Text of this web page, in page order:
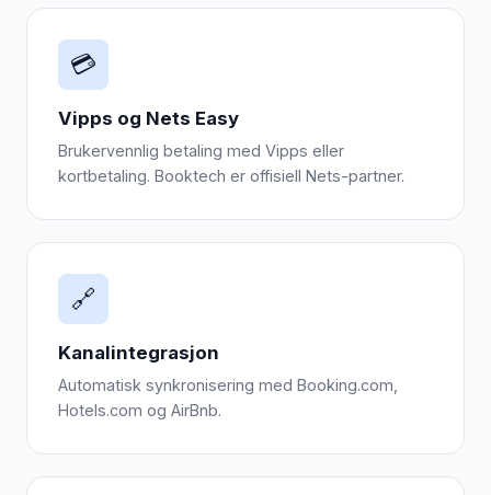
💳
Vipps og Nets Easy
Brukervennlig betaling med Vipps eller
kortbetaling. Booktech er offisiell Nets-partner.
🔗
Kanalintegrasjon
Automatisk synkronisering med Booking.com,
Hotels.com og AirBnb.